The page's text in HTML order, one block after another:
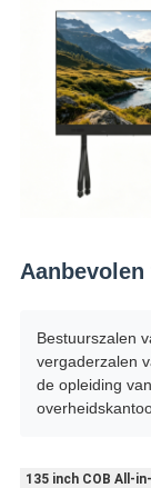
Bestuurszalen
vergaderzalen
de opleiding
135 inch COB All-